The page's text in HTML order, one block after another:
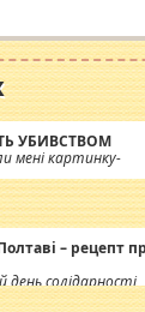
УБИВСТВОМ
мені картинку-
– рецепт
день солідарності